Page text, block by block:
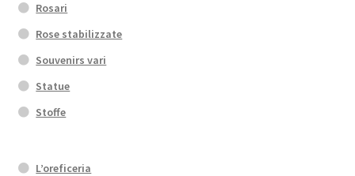
Rosari
Rose stabilizzate
Souvenirs vari
Statue
Stoffe
L’oreficeria